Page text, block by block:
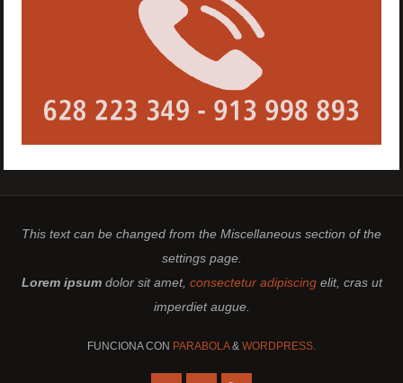
This text can be changed from the Miscellaneous section of the
settings page.
Lorem ipsumdolor sit amet, consectetur adipiscingelit, cras ut
imperdiet augue.
FUNCIONA CON PARABOLA& WORDPRESS.